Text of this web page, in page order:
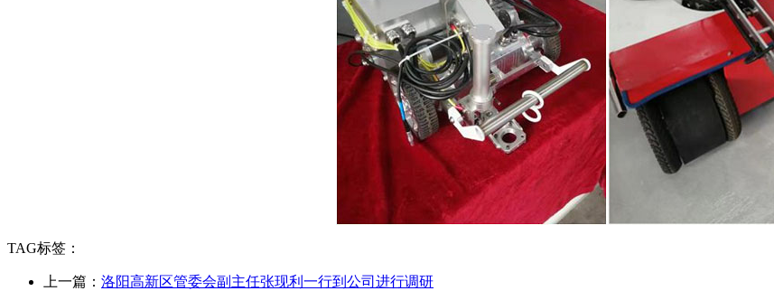
TAG标签：
上一篇： 洛阳高新区管委会副主任张现利一行到公司进行调研